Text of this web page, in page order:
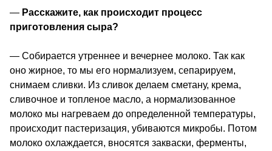
— Расскажите, как происходит процесс
приготовления сыра?
— Собирается утреннее и вечернее молоко. Так как
оно жирное, то мы его нормализуем, сепарируем,
снимаем сливки. Из сливок делаем сметану, крема,
сливочное и топленое масло, а нормализованное
молоко мы нагреваем до определенной температуры,
происходит пастеризация, убиваются микробы. Потом
молоко охлаждается, вносятся закваски, ферменты,